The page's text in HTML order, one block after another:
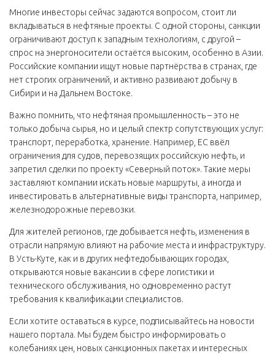
Многие инвесторы сейчас задаются вопросом, стоит ли
вкладываться в нефтяные проекты. С одной стороны, санкции
ограничивают доступ к западным технологиям, с другой –
спрос на энергоносители остаётся высоким, особенно в Азии.
Российские компании ищут новые партнёрства в странах, где
нет строгих ограничений, и активно развивают добычу в
Сибири и на Дальнем Востоке.
Важно помнить, что нефтяная промышленность – это не
только добыча сырья, но и целый спектр сопутствующих услуг:
транспорт, переработка, хранение. Например, ЕС ввёл
ограничения для судов, перевозящих российскую нефть, и
запретил сделки по проекту «Северный поток». Такие меры
заставляют компании искать новые маршруты, а иногда и
инвестировать в альтернативные виды транспорта, например,
железнодорожные перевозки.
Для жителей регионов, где добывается нефть, изменения в
отрасли напрямую влияют на рабочие места и инфраструктуру.
В Усть-Куте, как и в других нефтедобывающих городах,
открываются новые вакансии в сфере логистики и
технического обслуживания, но одновременно растут
требования к квалификации специалистов.
Если хотите оставаться в курсе, подписывайтесь на новости
нашего портала. Мы будем быстро информировать о
колебаниях цен, новых санкционных пакетах и интересных